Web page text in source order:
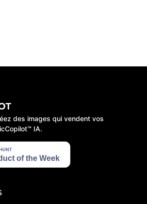
des images qui vendent vos
IA.